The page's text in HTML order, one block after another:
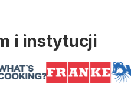
i instytucji